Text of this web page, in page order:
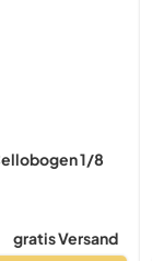
1/8
gratis Versand